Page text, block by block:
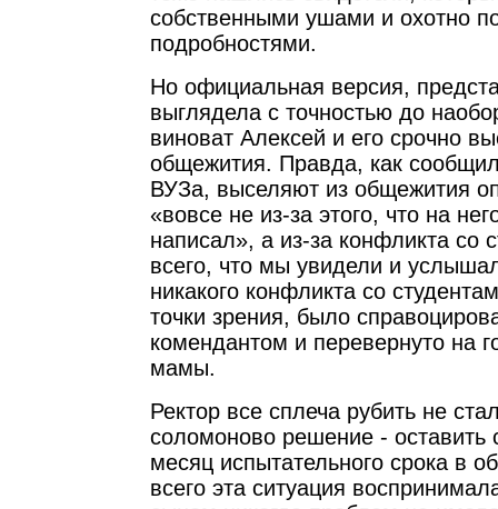
собственными ушами и охотно
подробностями.
Но официальная версия,
выглядела с точностью до
виноват Алексей и его срочно
общежития. Правда, как
ВУЗа, выселяют из общежития
«вовсе не из-за этого, что на
написал», а из-за конфликта со
всего, что мы увидели и
никакого конфликта со
точки зрения, было
комендантом и перевернуто на
мамы.
Ректор все сплеча рубить не
соломоново решение - оставить
месяц испытательного срока в
всего эта ситуация